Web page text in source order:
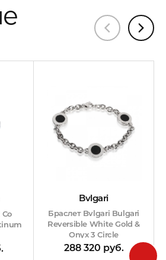
Bvlgari
Браслет Bvlgari Bulgari
Reversible White Gold &
Onyx 3 Circle
288 320 руб.